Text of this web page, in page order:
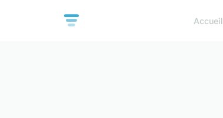
Accueil